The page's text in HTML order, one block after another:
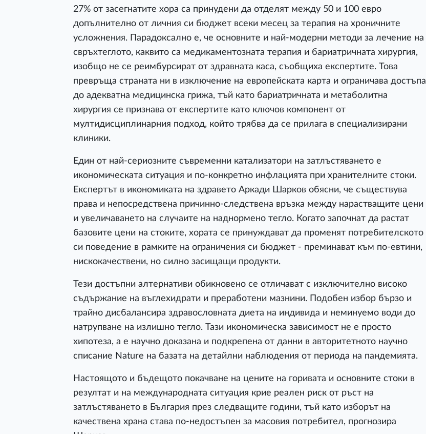
27% от засегнатите хора са принудени да отделят между 50 и 100 евро
допълнително от личния си бюджет всеки месец за терапия на хроничните
усложнения. Парадоксално е, че основните и най-модерни методи за лечение на
свръхтеглото, каквито са медикаментозната терапия и бариатричната хирургия,
изобщо не се реимбурсират от здравната каса, съобщиха експертите. Това
превръща страната ни в изключение на европейската карта и ограничава достъпа
до адекватна медицинска грижа, тъй като бариатричната и метаболитна
хирургия се признава от експертите като ключов компонент от
мултидисциплинарния подход, който трябва да се прилага в специализирани
клиники.
Един от най-сериозните съвременни катализатори на затлъстяването е
икономическата ситуация и по-конкретно инфлацията при хранителните стоки.
Експертът в икономиката на здравето Аркади Шарков обясни, че съществува
права и непосредствена причинно-следствена връзка между нарастващите цени
и увеличаването на случаите на наднормено тегло. Когато започнат да растат
базовите цени на стоките, хората се принуждават да променят потребителското
си поведение в рамките на ограничения си бюджет - преминават към по-евтини,
нискокачествени, но силно засищащи продукти.
Тези достъпни алтернативи обикновено се отличават с изключително високо
съдържание на въглехидрати и преработени мазнини. Подобен избор бързо и
трайно дисбалансира здравословната диета на индивида и неминуемо води до
натрупване на излишно тегло. Тази икономическа зависимост не е просто
хипотеза, а е научно доказана и подкрепена от данни в авторитетното научно
списание Nature на базата на детайлни наблюдения от периода на пандемията.
Настоящото и бъдещото покачване на цените на горивата и основните стоки в
резултат и на международната ситуация крие реален риск от ръст на
затлъстяването в България през следващите години, тъй като изборът на
качествена храна става по-недостъпен за масовия потребител, прогнозира